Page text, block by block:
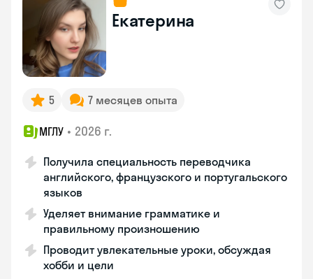
Екатерина
5 7 месяцев опыта
МГЛУ • 2026 г.
Получила специальность переводчика
английского, французского и португальского
языков
Уделяет внимание грамматике и
правильному произношению
Проводит увлекательные уроки, обсуждая
хобби и цели